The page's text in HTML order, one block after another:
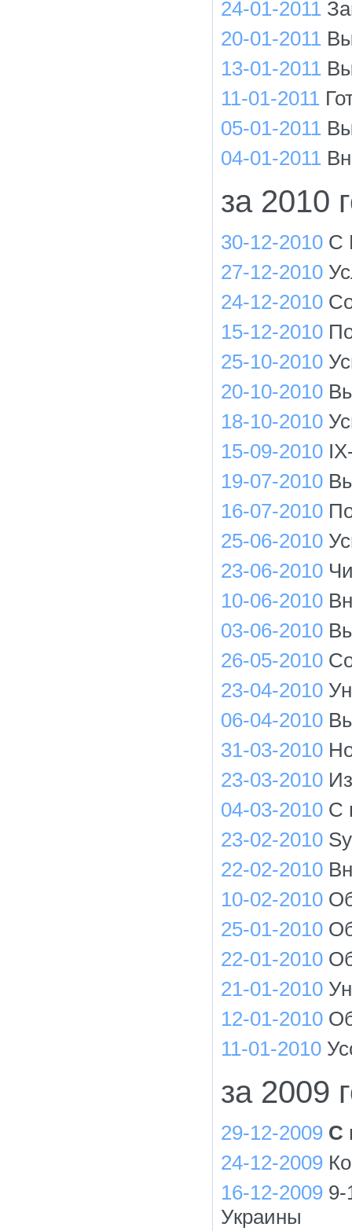
24-01-2011
20-01-2011
13-01-2011
11-01-2011
05-01-2011
04-01-2011
за 2010
30-12-2010 С
27-12-2010
24-12-2010
15-12-2010
25-10-2010
20-10-2010
18-10-2010
15-09-2010
19-07-2010
16-07-2010
25-06-2010
23-06-2010
10-06-2010
03-06-2010
26-05-2010
23-04-2010
06-04-2010
31-03-2010
23-03-2010
04-03-2010 С
23-02-2010
22-02-2010
10-02-2010
25-01-2010
22-01-2010
21-01-2010
12-01-2010
11-01-2010
за 2009
29-12-2009 С
24-12-2009
16-12-2009 9-
Украины